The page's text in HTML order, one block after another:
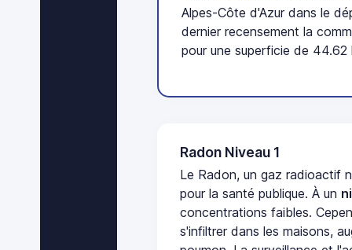
Alpes-Côte d'Azur dans le
dernier recensement la
pour une superficie de
Radon Niveau 1
Le Radon, un gaz radioactif
pour la santé publique. À un
concentrations faibles.
s'infiltrer dans les maisons,